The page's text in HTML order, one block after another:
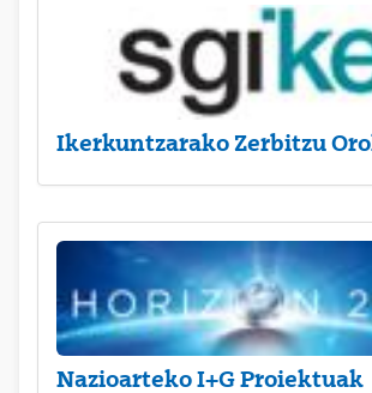
Ikerkuntzarako Zerbitzu
Nazioarteko I+G Proiektuak